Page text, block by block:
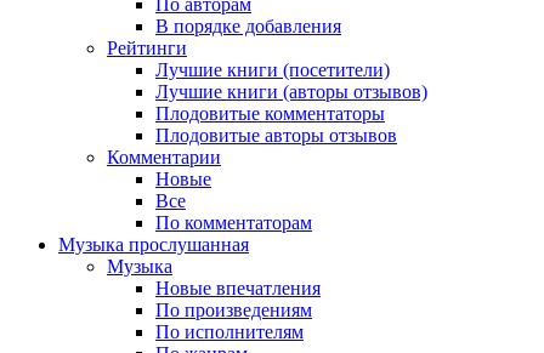
В порядке добавления
Рейтинги
Лучшие книги (посетители)
Лучшие книги (авторы отзывов)
Плодовитые комментаторы
Плодовитые авторы отзывов
Комментарии
Новые
Все
По комментаторам
Музыка прослушанная
Музыка
Новые впечатления
По произведениям
По исполнителям